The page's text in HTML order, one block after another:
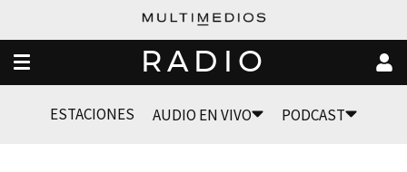
RADIO
ESTACIONES AUDIO EN VIVO PODCAST